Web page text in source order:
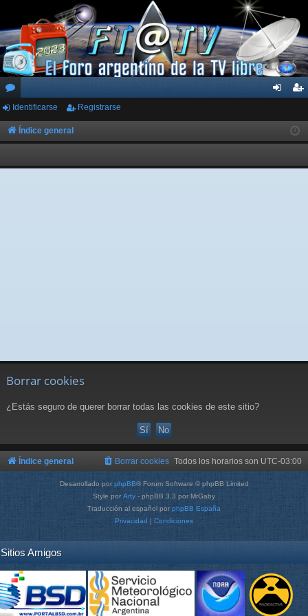
or
os
ar
ist
rs
Identificarse Registrarse
Índice general
Borrar cookies
¿Estás seguro de querer borrar todas las cookies de este sitio?
Índice general Todos los horarios son UTC-03:00
Borrar cookies
Desarrollado porphpBB® Forum Software © phpBB Limited
Style por Arty - phpBB 3.3 por MrGaby
Traducción al español por phpBB España
Privacidad | Condiciones
Sitios Amigos